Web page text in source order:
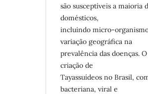
são susceptíveis a maioria
domésticos,
incluindo micro-
variação geográfica na
prevalência das doenças.
criação de
Tayassuídeos no Brasil,
bacteriana, viral e